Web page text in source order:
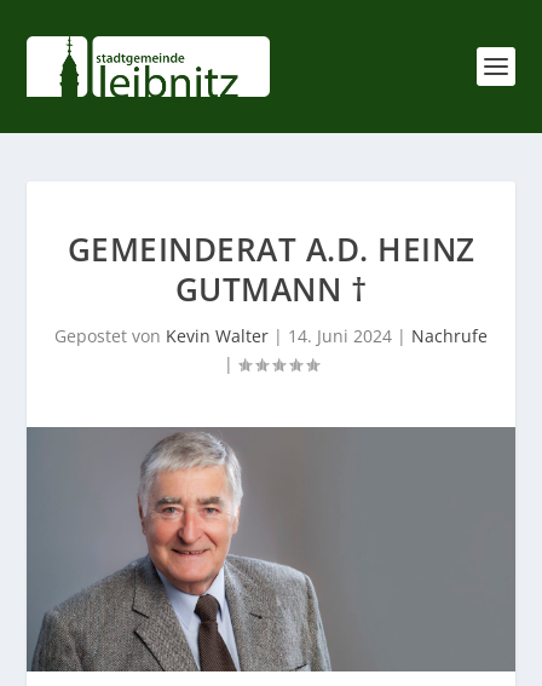
GEMEINDERAT A.D. HEINZ
GUTMANN †
Gepostet von Kevin Walter | 14. Juni 2024 | Nachrufe
|